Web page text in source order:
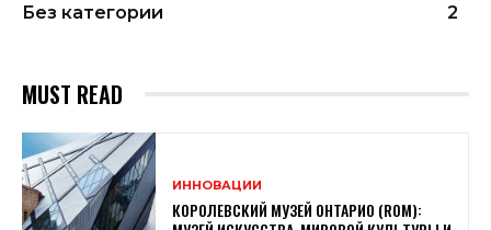
Без категории
2
MUST READ
ИННОВАЦИИ
КОРОЛЕВСКИЙ МУЗЕЙ ОНТАРИО (ROM):